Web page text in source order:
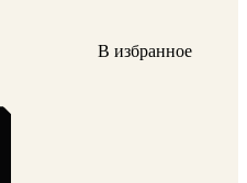
В избранное